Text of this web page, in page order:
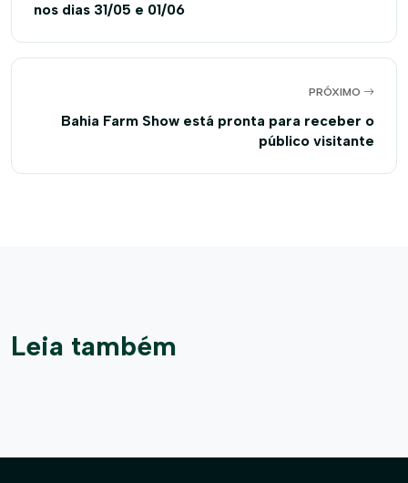
nos dias 31/05 e 01/06
PRÓXIMO
Bahia Farm Show está pronta para receber o
público visitante
Leia também